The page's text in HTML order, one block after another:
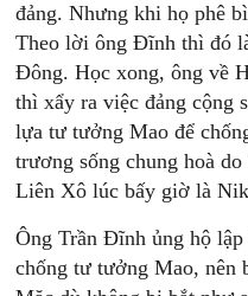
đảng. Nhưng khi họ phê
Theo lời ông Đĩnh thì đó
Đông. Học xong, ông về
thì xẩy ra việc đảng cộng
lựa tư tưởng Mao để
trương sống chung hoà
Liên Xô lúc bấy giờ là
Ông Trần Đĩnh ủng hộ
chống tư tưởng Mao, nên